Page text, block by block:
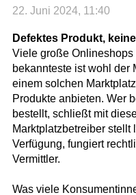
22. Juni 2024, 11:40
Defektes Produkt,
Viele große
bekannteste ist wohl der
einem solchen
Produkte anbieten. Wer
bestellt, schließt mit
Marktplatzbetreiber stellt
Verfügung, fungiert
Vermittler.
Was viele